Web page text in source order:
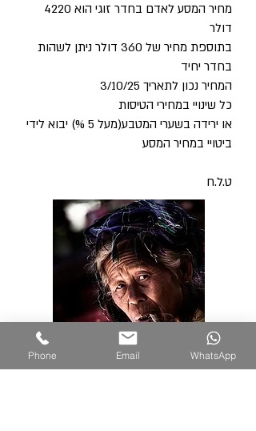
מחיר המסע לאדם בחדר זוגי הוא 4220
דולר
בתוספת מחיר של 360 דולר ניתן לשהות
בחדר יחיד
המחיר נכון לתאריך 3/10/25
כל שינויי במחירי הטיסות
או ירידה בשערי המטבע(מעל 5 %) יבוא לידי
ביטויי במחיר המסע
ט.ל.ח
Phone Email WhatsApp